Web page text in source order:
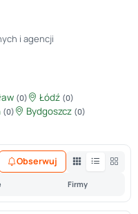
i agencji
(0) Łódź (0)
(0) Bydgoszcz (0)
Firmy
Obserwuj